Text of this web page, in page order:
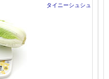
タイニーシュシュ